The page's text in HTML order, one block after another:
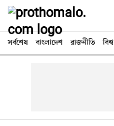
সর্বশেষ বাংলাদেশ রাজনীতি বিশ্ব